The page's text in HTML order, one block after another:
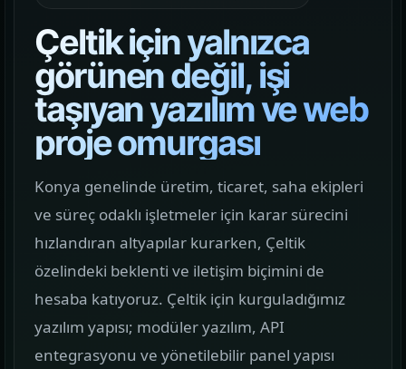
Müşteri Paneli
01 Hakkımızda
Yapının arkasındaki yaklaşımı ve çalışma dilini
Hizmetler
Web, yazılım, mobil ve pazarlama hizmetlerini
tek yerden görün.
Çeltik için yalnızca
görünen değil, işi
taşıyan yazılım ve web
proje omurgası
Konya genelinde üretim, ticaret, saha ekipleri
ve süreç odaklı işletmeler için karar sürecini
hızlandıran altyapılar kurarken, Çeltik
özelindeki beklenti ve iletişim biçimini de
hesaba katıyoruz. Çeltik için kurguladığımız
yazılım yapısı; modüler yazılım, API
entegrasyonu ve yönetilebilir panel yapısı